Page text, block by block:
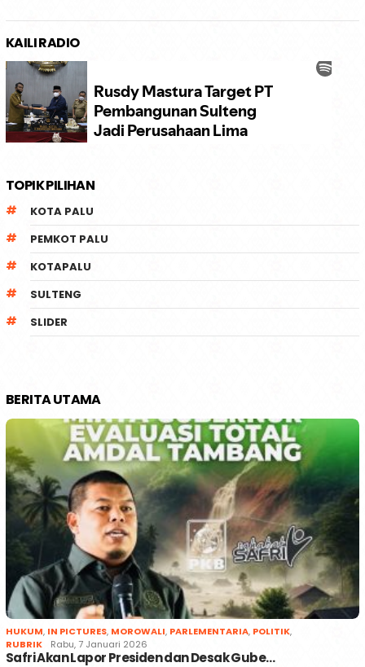
KAILI RADIO
TOPIK PILIHAN
KOTA PALU
PEMKOT PALU
KOTAPALU
SULTENG
SLIDER
BERITA UTAMA
HUKUM, IN PICTURES, MOROWALI, PARLEMENTARIA, POLITIK,
RUBRIK
Rabu, 7 Januari 2026
Safri Akan Lapor Presiden dan Desak Gube…